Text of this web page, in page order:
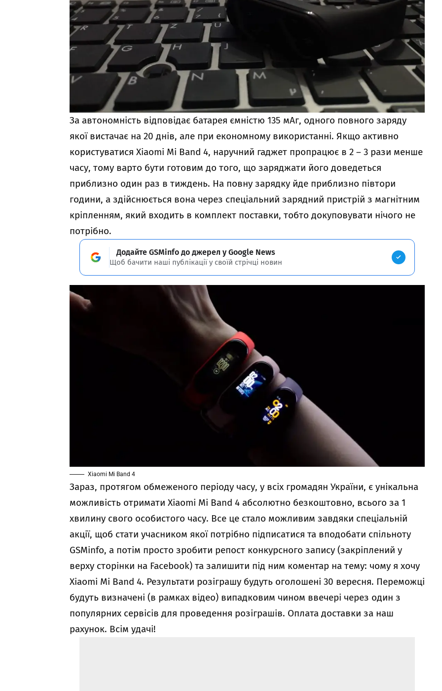
За автономність відповідає батарея ємністю 135 мАг, одного повного заряду
якої вистачає на 20 днів, але при економному використанні. Якщо активно
користуватися Xiaomi Mi Band 4, наручний гаджет пропрацює в 2 – 3 рази менше
часу, тому варто бути готовим до того, що заряджати його доведеться
приблизно один раз в тиждень. На повну зарядку йде приблизно півтори
години, а здійснюється вона через спеціальний зарядний пристрій з магнітним
кріпленням, який входить в комплект поставки, тобто докуповувати нічого не
потрібно.
Додайте GSMinfo до джерел у Google News
Щоб бачити наші публікації у своїй стрічці новин
Xiaomi Mi Band 4
Зараз, протягом обмеженого періоду часу, у всіх громадян України, є унікальна
можливість отримати Xiaomi Mi Band 4 абсолютно безкоштовно, всього за 1
хвилину свого особистого часу. Все це стало можливим завдяки спеціальній
акції, щоб стати учасником якої потрібно підписатися та вподобати спільноту
GSMinfo, а потім просто зробити репост конкурсного запису (закріплений у
верху сторінки на Facebook) та залишити під ним коментар на тему: чому я хочу
Xiaomi Mi Band 4. Результати розіграшу будуть оголошені 30 вересня. Переможці
будуть визначені (в рамках відео) випадковим чином ввечері через один з
популярних сервісів для проведення розіграшів. Оплата доставки за наш
рахунок. Всім удачі!